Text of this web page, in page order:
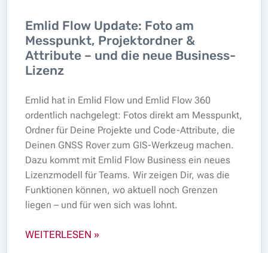
Emlid Flow Update: Foto am
Messpunkt, Projektordner &
Attribute – und die neue Business-
Lizenz
Emlid hat in Emlid Flow und Emlid Flow 360
ordentlich nachgelegt: Fotos direkt am Messpunkt,
Ordner für Deine Projekte und Code-Attribute, die
Deinen GNSS Rover zum GIS-Werkzeug machen.
Dazu kommt mit Emlid Flow Business ein neues
Lizenzmodell für Teams. Wir zeigen Dir, was die
Funktionen können, wo aktuell noch Grenzen
liegen – und für wen sich was lohnt.
WEITERLESEN »